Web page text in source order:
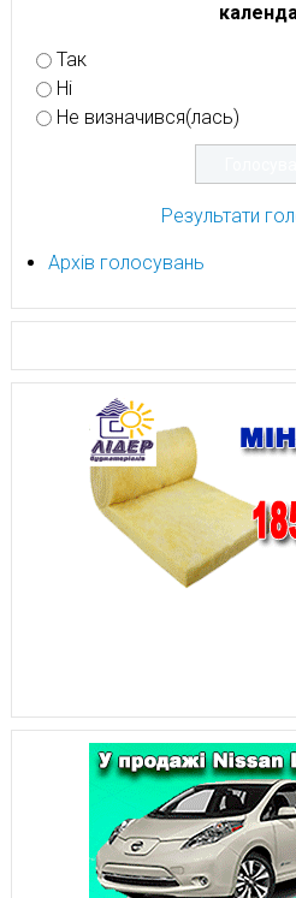
Так
Ні
Не визначився(лась)
Результати
Архів голосувань